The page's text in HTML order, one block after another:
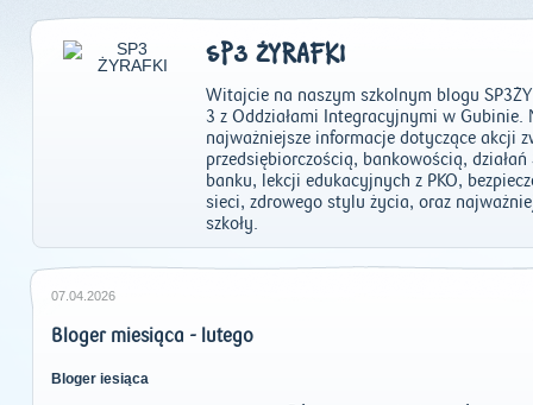
SP3 ŻYRAFKI
Witajcie na naszym szkolnym blogu
3 z Oddziałami Integracyjnymi w Gubinie.
najważniejsze informacje dotyczące akcji
przedsiębiorczością, bankowością,
banku, lekcji edukacyjnych z PKO,
sieci, zdrowego stylu życia, oraz
szkoły.
07.04.2026
Bloger miesiąca - lutego
Bloger iesiąca